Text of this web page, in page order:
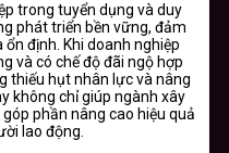
trong tuyển dụng và duy
phát triển bền vững, đảm
định. Khi doanh nghiệp
và có chế độ đãi ngộ hợp
thiếu hụt nhân lực và nâng
không chỉ giúp ngành xây
phần nâng cao hiệu quả
lao động.